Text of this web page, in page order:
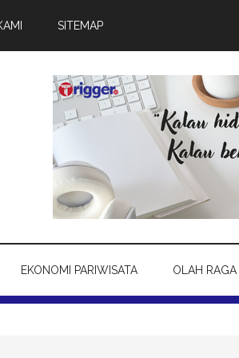
SITEMAP
EKONOMI PARIWISATA OLAH RAGA